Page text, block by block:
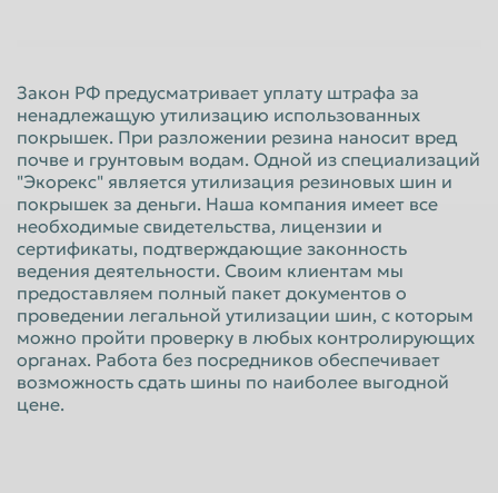
Королёв Кострома
Красногорск Краснодар
Красноярск Курган
Курск Липецк
Люберцы Магнитогорск
Махачкала Миасс
Москва Мурманск
Мытищи Набережные Челны
Нальчик
Закон РФ предусматривает уплату штрафа за
ненадлежащую утилизацию использованных
покрышек. При разложении резина наносит вред
почве и грунтовым водам. Одной из специализаций
"Экорекс" является утилизация резиновых шин и
покрышек за деньги. Наша компания имеет все
необходимые свидетельства, лицензии и
сертификаты, подтверждающие законность
ведения деятельности. Своим клиентам мы
предоставляем полный пакет документов о
проведении легальной утилизации шин, с которым
можно пройти проверку в любых контролирующих
органах. Работа без посредников обеспечивает
возможность сдать шины по наиболее выгодной
цене.